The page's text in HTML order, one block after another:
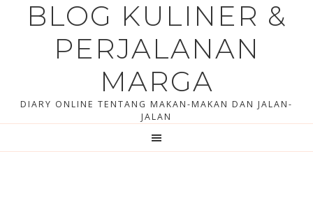
BLOG KULINER &
PERJALANAN
MARGA
DIARY ONLINE TENTANG MAKAN-MAKAN DAN JALAN-
JALAN